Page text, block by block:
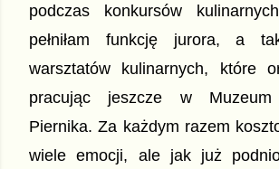
podczas konkursów
pełniłam funkcję jurora, a
warsztatów kulinarnych, które
pracując jeszcze w Muzeum
Piernika. Za każdym razem
wiele emocji, ale jak już